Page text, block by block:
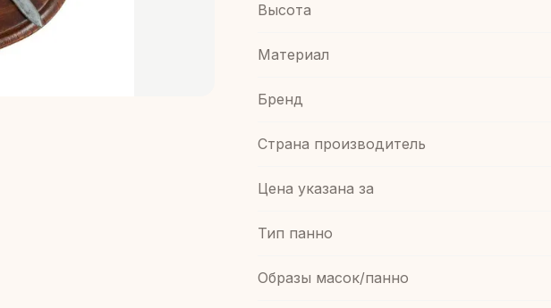
Высота
Материал
Бренд
Страна производитель
Цена указана за
Тип панно
Образы масок/панно